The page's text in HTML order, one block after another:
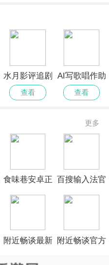
水月影评追剧
最新版免费
查看
AI写歌唱作助
手官网正式版
查看
更多
食味巷安卓正 百搜输入法官
附近畅谈最新 附近畅谈官方